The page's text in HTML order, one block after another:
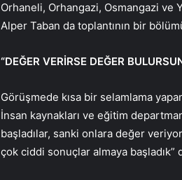
Orhaneli, Orhangazi, Osmangazi ve
Alper Taban da toplantının bir
“DEĞER VERİRSE DEĞER
Görüşmede kısa bir selamlama
İnsan kaynakları ve eğitim
başladılar, sanki onlara değer
çok ciddi sonuçlar almaya başladık”